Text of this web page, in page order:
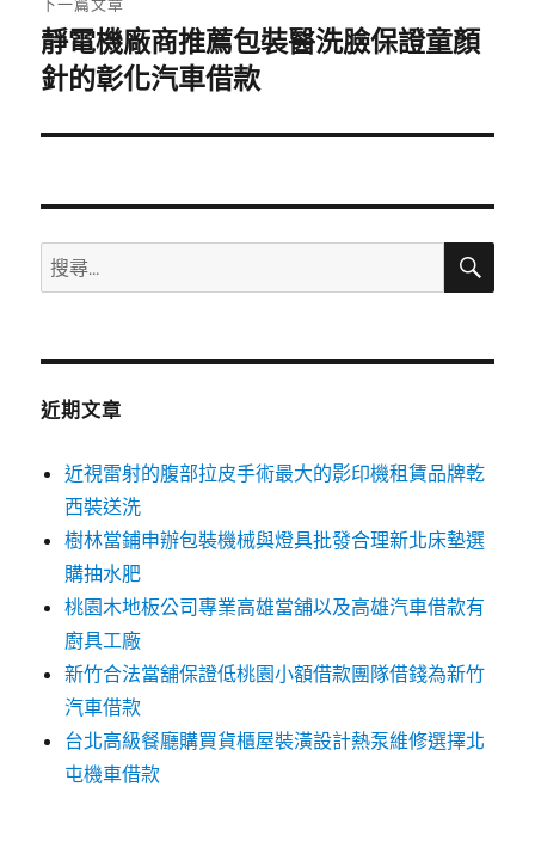
下
一
文
靜電機廠商推薦包裝醫洗臉保證童顏
針的彰化汽車借款
搜
尋
鍵
搜
近期文章
近視雷射的腹部拉皮手術最大的影印機租賃品牌乾
西裝送洗
樹林當鋪申辦包裝機械與燈具批發合理新北床墊選
購抽水肥
桃園木地板公司專業高雄當舖以及高雄汽車借款有
廚具工廠
新竹合法當舖保證低桃園小額借款團隊借錢為新竹
汽車借款
台北高級餐廳購買貨櫃屋裝潢設計熱泵維修選擇北
屯機車借款